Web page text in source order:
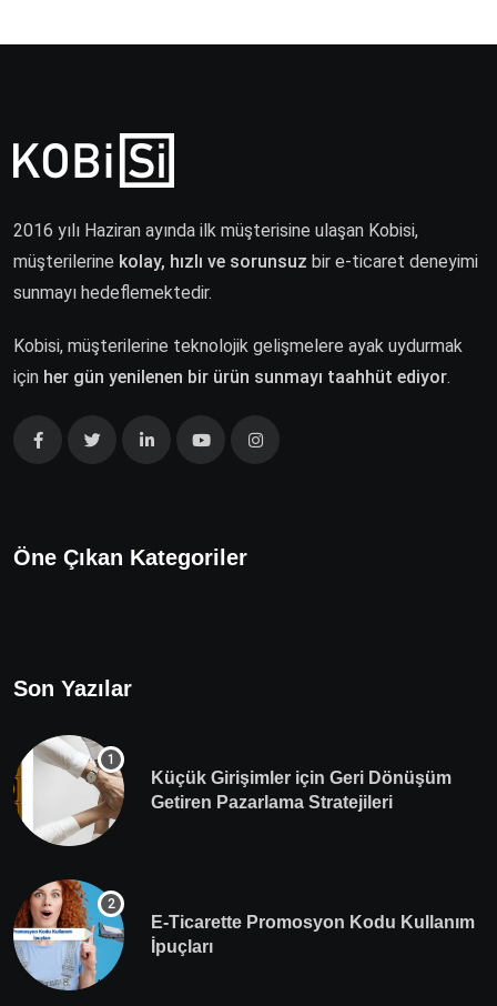
2016 yılı Haziran ayında ilk müşterisine ulaşan Kobisi,
müşterilerine kolay, hızlı ve sorunsuz bir e-ticaret deneyimi
sunmayı hedeflemektedir.
Kobisi, müşterilerine teknolojik gelişmelere ayak uydurmak
için her gün yenilenen bir ürün sunmayı taahhüt ediyor.
Öne Çıkan Kategoriler
Son Yazılar
Küçük Girişimler için Geri Dönüşüm
Getiren Pazarlama Stratejileri
E-Ticarette Promosyon Kodu Kullanım
İpuçları